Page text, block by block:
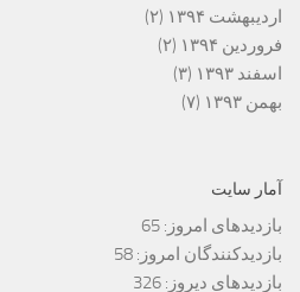
اردیبهشت ۱۳۹۴
(۲)
فروردین ۱۳۹۴
(۲)
اسفند ۱۳۹۳
(۳)
بهمن ۱۳۹۳
(۷)
آمار سایت
بازدیدهای امروز: 65
بازدیدکنندگان امروز: 58
بازدیدهای دیروز: 326